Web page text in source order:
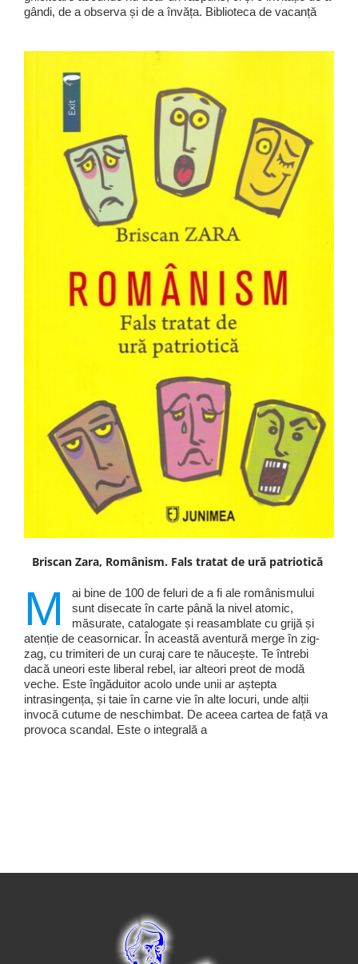
gândi, de a observa și de a învăța. Biblioteca de vacanță
Briscan Zara, Românism. Fals tratat de ură patriotică
M
ai bine de 100 de feluri de a fi ale românismului
sunt disecate în carte până la nivel atomic,
măsurate, catalogate și reasamblate cu grijă și
atenție de ceasornicar. În această aventură merge în zig-
zag, cu trimiteri de un curaj care te năucește. Te întrebi
dacă uneori este liberal rebel, iar alteori preot de modă
veche. Este îngăduitor acolo unde unii ar aștepta
intrasingența, și taie în carne vie în alte locuri, unde alții
invocă cutume de neschimbat. De aceea cartea de față va
provoca scandal. Este o integrală a